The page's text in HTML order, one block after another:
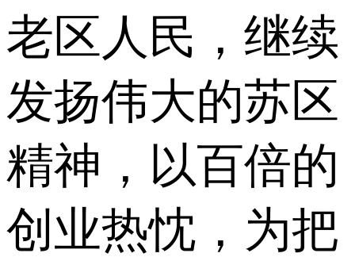
老区人民，继续
发扬伟大的苏区
精神，以百倍的
创业热忱，为把